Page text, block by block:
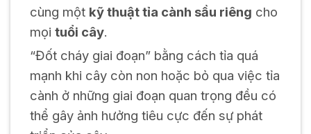
cùng một kỹ thuật tỉa cành sầu riêng cho
mọi tuổi cây.
“Đốt cháy giai đoạn” bằng cách tỉa quá
mạnh khi cây còn non hoặc bỏ qua việc tỉa
cành ở những giai đoạn quan trọng đều có
thể gây ảnh hưởng tiêu cực đến sự phát